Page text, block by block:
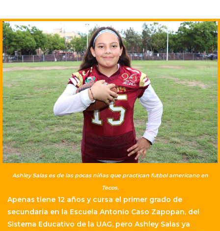
Ashley Salas es de las pocas niñas que practican futbol americano en
Tecos.
Apenas tiene 12 años y cursa el primer grado de
secundaria en la Escuela Antonio Caso Zapopan, del
Sistema Educativo de la UAG, pero Ashley Salas ya